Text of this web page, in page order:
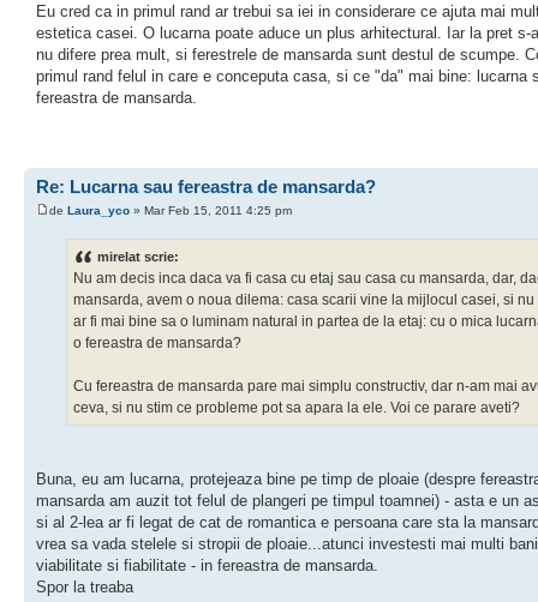
Eu cred ca in primul rand ar trebui sa iei in considerare ce ajuta mai
estetica casei. O lucarna poate aduce un plus arhitectural. Iar la pret s-
nu difere prea mult, si ferestrele de mansarda sunt destul de scumpe.
primul rand felul in care e conceputa casa, si ce "da" mai bine: lucarna
fereastra de mansarda.
Re: Lucarna sau fereastra de mansarda?
de Laura_yco » Mar Feb 15, 2011 4:25 pm
mirelat scrie:
Nu am decis inca daca va fi casa cu etaj sau casa cu mansarda, dar,
mansarda, avem o noua dilema: casa scarii vine la mijlocul casei, si nu
ar fi mai bine sa o luminam natural in partea de la etaj: cu o mica
o fereastra de mansarda?
Cu fereastra de mansarda pare mai simplu constructiv, dar n-am mai
ceva, si nu stim ce probleme pot sa apara la ele. Voi ce parare aveti?
Buna, eu am lucarna, protejeaza bine pe timp de ploaie (despre
mansarda am auzit tot felul de plangeri pe timpul toamnei) - asta e un
si al 2-lea ar fi legat de cat de romantica e persoana care sta la
vrea sa vada stelele si stropii de ploaie...atunci investesti mai multi
viabilitate si fiabilitate - in fereastra de mansarda.
Spor la treaba